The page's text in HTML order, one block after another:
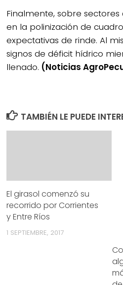
Finalmente, sobre
en la polinización de
expectativas de rinde. Al
signos de déficit hídrico
llenado. (Noticias
TAMBIÉN LE PUEDE
El girasol comenzó su
recorrido por Corrientes
y Entre Ríos
1 SEPTIEMBRE, 2017